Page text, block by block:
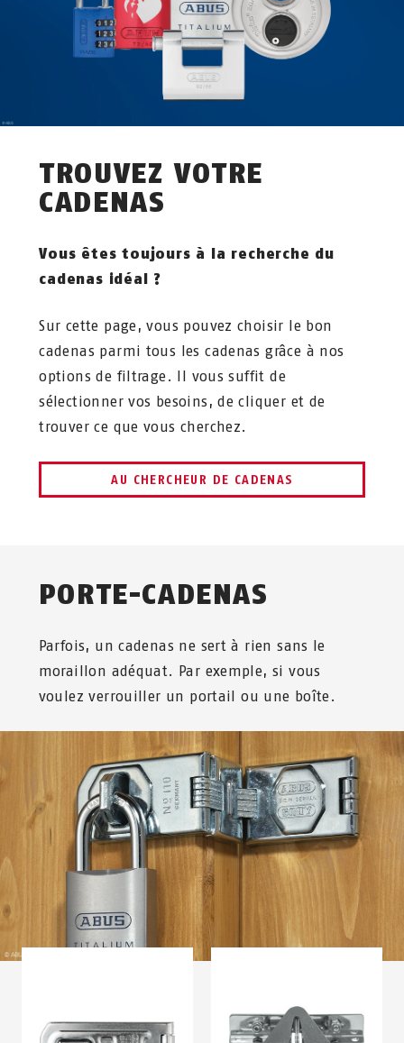
TROUVEZ VOTRE
CADENAS
Vous êtes toujours à la recherche du
cadenas idéal ?
Sur cette page, vous pouvez choisir le bon
cadenas parmi tous les cadenas grâce à nos
options de filtrage. Il vous suffit de
sélectionner vos besoins, de cliquer et de
trouver ce que vous cherchez.
AU CHERCHEUR DE CADENAS
PORTE-CADENAS
Parfois, un cadenas ne sert à rien sans le
moraillon adéquat. Par exemple, si vous
voulez verrouiller un portail ou une boîte.